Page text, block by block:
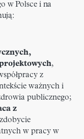
w Polsce i na
,
z
ważnych i
publicznego;
z
w pracy w